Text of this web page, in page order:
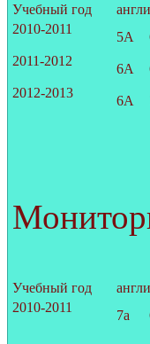
Учебный год
2010-2011
5А
2011-2012
6А
2012-2013
6А
Учебный год
2010-2011
7а